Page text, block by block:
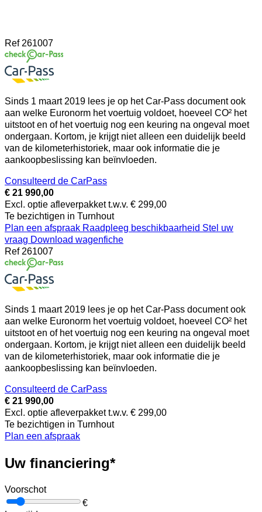
Ref 261007
Sinds 1 maart 2019 lees je op het Car-Pass document ook
aan welke Euronorm het voertuig voldoet, hoeveel CO² het
uitstoot en of het voertuig nog een keuring na ongeval moet
ondergaan. Kortom, je krijgt niet alleen een duidelijk beeld
van de kilometerhistoriek, maar ook informatie die je
aankoopbeslissing kan beïnvloeden.
Consulteerd de CarPass
€ 21 990,00
Excl. optie afleverpakket t.w.v. € 299,00
Te bezichtigen in Turnhout
Plan een afspraak Raadpleeg beschikbaarheid Stel uw
vraag Download wagenfiche
Ref 261007
Sinds 1 maart 2019 lees je op het Car-Pass document ook
aan welke Euronorm het voertuig voldoet, hoeveel CO² het
uitstoot en of het voertuig nog een keuring na ongeval moet
ondergaan. Kortom, je krijgt niet alleen een duidelijk beeld
van de kilometerhistoriek, maar ook informatie die je
aankoopbeslissing kan beïnvloeden.
Consulteerd de CarPass
€ 21 990,00
Excl. optie afleverpakket t.w.v. € 299,00
Te bezichtigen in Turnhout
Plan een afspraak
Uw financiering*
Voorschot
€